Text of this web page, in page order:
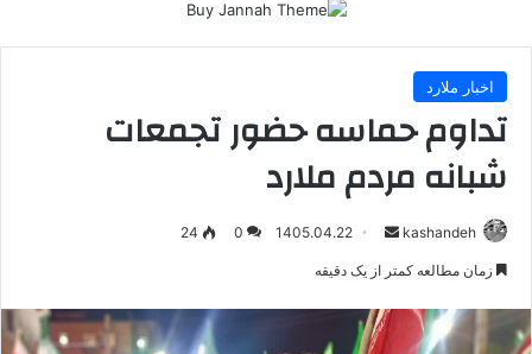
اخبار ملارد
تداوم حماسه حضور تجمعات
شبانه مردم ملارد
kashandeh
ارسال1405.04.22
0
24
زمان مطالعه کمتر از یک دقیقه